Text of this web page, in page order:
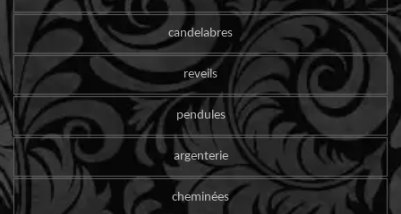
candelabres
reveils
pendules
argenterie
cheminées